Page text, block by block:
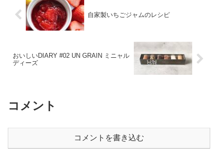
自家製いちごジャムのレシピ
おいしいDIARY #02 UN GRAIN ミニャル
ディーズ
コメント
コメントを書き込む